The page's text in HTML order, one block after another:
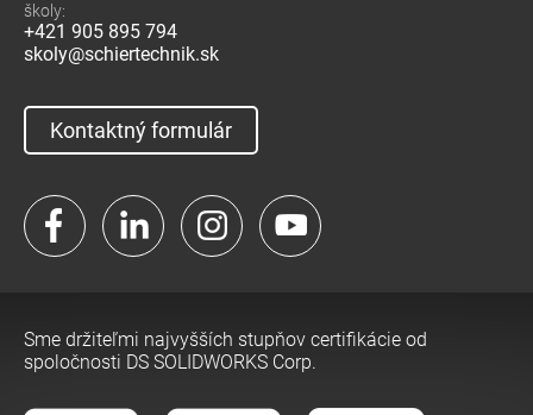
školy:
+421 905 895 794
skoly@schiertechnik.sk
Kontaktný formulár
FacebookLinkedIn Instagram
Sme držiteľmi najvyšších stupňov certifikácie od
spoločnosti DS SOLIDWORKS Corp.